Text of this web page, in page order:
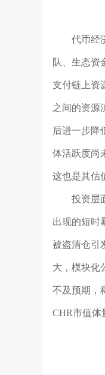
代币经
队、生态资
支付链上资
之间的资源
后进一步降
体活跃度尚
这也是其估
投资层
出现的短时
被盗清仓引
大，模块化
不及预期，
CHR市值体